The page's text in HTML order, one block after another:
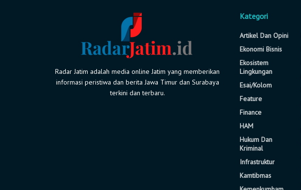
Radar Jatim adalah media online Jatim yang memberikan
informasi peristiwa dan berita Jawa Timur dan Surabaya
terkini dan terbaru.
Kategori
Artikel Dan Opini
Ekonomi Bisnis
Ekosistem
Lingkungan
Esai/Kolom
Feature
Finance
HAM
Hukum Dan
Kriminal
Infrastruktur
Kamtibmas